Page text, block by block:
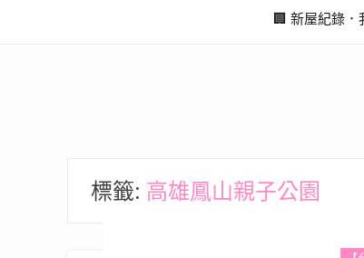
🏢 新屋紀錄．
標籤: 高雄鳳山親子公園